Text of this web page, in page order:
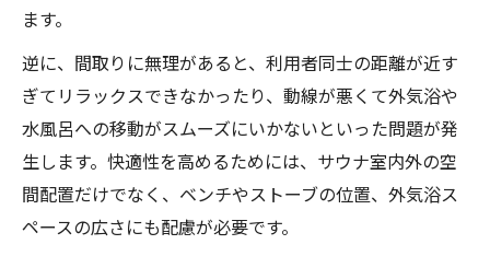
ます。
逆に、間取りに無理があると、利用者同士の距離が近す
ぎてリラックスできなかったり、動線が悪くて外気浴や
水風呂への移動がスムーズにいかないといった問題が発
生します。快適性を高めるためには、サウナ室内外の空
間配置だけでなく、ベンチやストーブの位置、外気浴ス
ペースの広さにも配慮が必要です。